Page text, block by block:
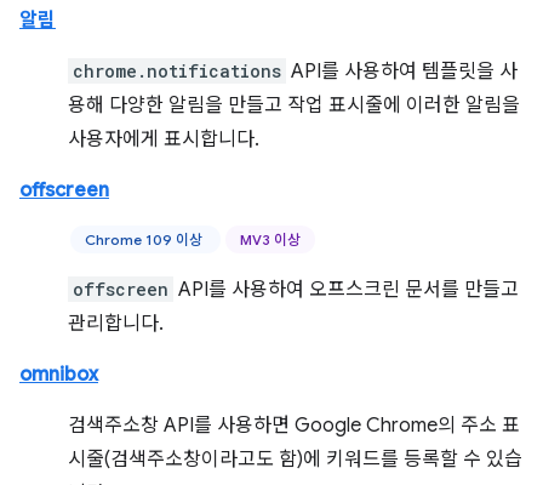
알림
chrome.notifications API를 사용하여 템플릿을 사
용해 다양한 알림을 만들고 작업 표시줄에 이러한 알림을
사용자에게 표시합니다.
offscreen
Chrome 109 이상 MV3 이상
offscreen API를 사용하여 오프스크린 문서를 만들고
관리합니다.
omnibox
검색주소창 API를 사용하면 Google Chrome의 주소 표
시줄(검색주소창이라고도 함)에 키워드를 등록할 수 있습